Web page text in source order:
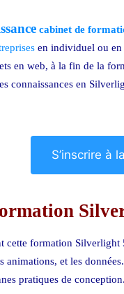
cabinet de
en individuel ou en
en web, à la fin de la
connaissances en
S’inscrire à
cette formation Silverlight
animations, et les
pratiques de conception.